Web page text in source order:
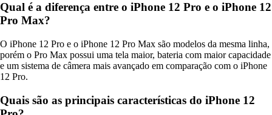
Qual é a diferença entre o iPhone 12 Pro e o iPhone 12
Pro Max?
O iPhone 12 Pro e o iPhone 12 Pro Max são modelos da mesma linha,
porém o Pro Max possui uma tela maior, bateria com maior capacidade
e um sistema de câmera mais avançado em comparação com o iPhone
12 Pro.
Quais são as principais características do iPhone 12